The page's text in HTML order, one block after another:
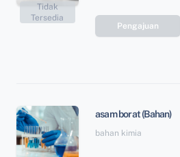
Tidak
Tersedia
Pengajuan
asam borat (Bahan)
bahan kimia